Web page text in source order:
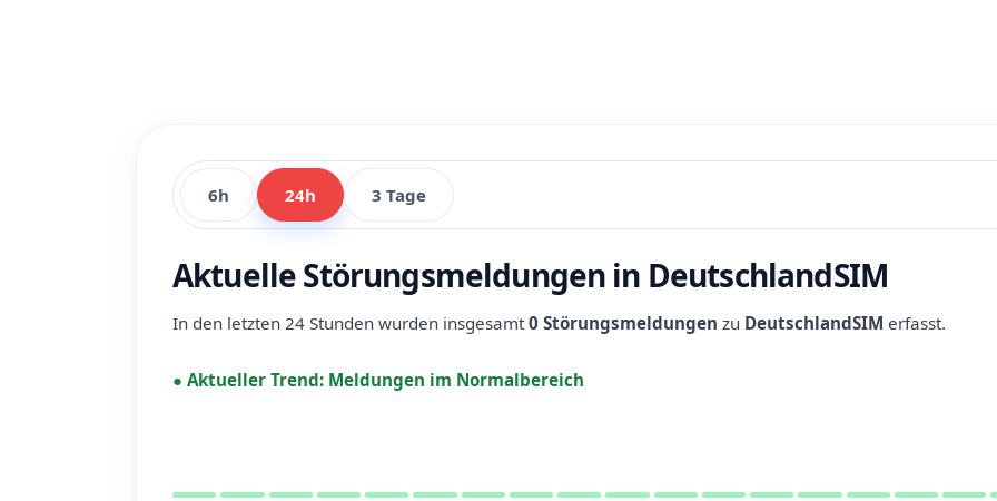
6h 24h 3 Tage
Aktuelle Störungsmeldungen in DeutschlandSIM
In den letzten 24 Stunden wurden insgesamt0 Störungsmeldungen zu DeutschlandSIM erfasst.
● Aktueller Trend: Meldungen im Normalbereich